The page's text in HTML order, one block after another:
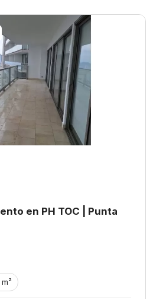
en PH TOC | Punta